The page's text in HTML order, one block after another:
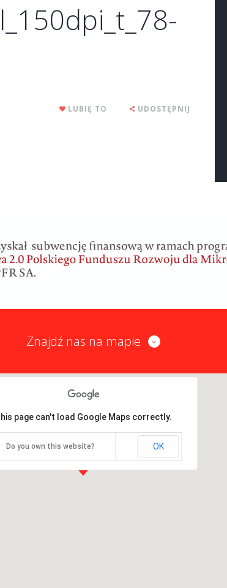
LUBIĘ TO UDOSTĘPNIJ
Znajdź nas na mapie
page can't load Google Maps correctly.
Do you own this website? OK